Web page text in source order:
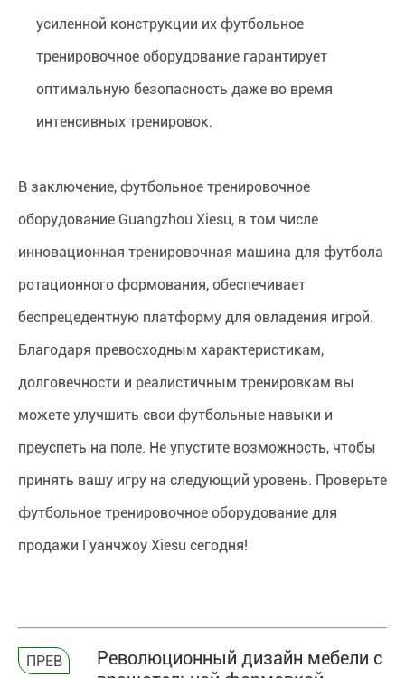
усиленной конструкции их футбольное
тренировочное оборудование гарантирует
оптимальную безопасность даже во время
интенсивных тренировок.
В заключение, футбольное тренировочное
оборудование Guangzhou Xiesu, в том числе
инновационная тренировочная машина для футбола
ротационного формования, обеспечивает
беспрецедентную платформу для овладения игрой.
Благодаря превосходным характеристикам,
долговечности и реалистичным тренировкам вы
можете улучшить свои футбольные навыки и
преуспеть на поле. Не упустите возможность, чтобы
принять вашу игру на следующий уровень. Проверьте
футбольное тренировочное оборудование для
продажи Гуанчжоу Xiesu сегодня!
ПРЕВ
Революционный дизайн мебели с